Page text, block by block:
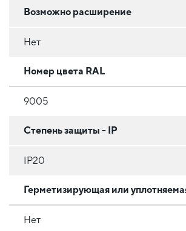
Возможно расширение
Нет
Номер цвета RAL
9005
Степень защиты - IP
IP20
Герметизирующая или
Нет